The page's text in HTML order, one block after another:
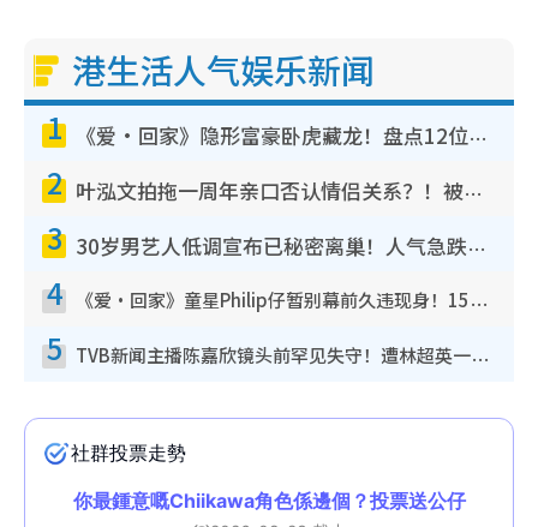
港生活人气娱乐新闻
1 《爱·回家》隐形富豪卧虎藏龙！盘点12位财气逼人的有钱艺人：这位美女3亿身家不愁做
2 叶泓文拍拖一周年亲口否认情侣关系？！被质疑感情造假竟称GM“普通同事”
3 30岁男艺人低调宣布已秘密离巢！人气急跌变失踪人口：“这几年过得并不容易”
4 《爱·回家》童星Philip仔暂别幕前久违现身！15岁近况暴风成长长高变帅气少年
5 TVB新闻主播陈嘉欣镜头前罕见失守！遭林超英一句话突袭吓坏当场大笑